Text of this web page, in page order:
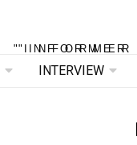
INTERVIEW